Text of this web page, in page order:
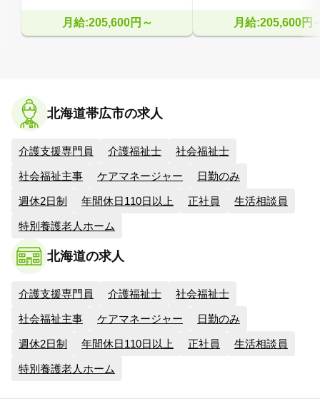
月給:205,600円～ 月給:205,600円
北海道帯広市の求人
介護支援専門員 介護福祉士 社会福祉士
社会福祉主事 ケアマネージャー 日勤のみ
週休2日制 年間休日110日以上 正社員 生活相談員
特別養護老人ホーム
北海道の求人
介護支援専門員 介護福祉士 社会福祉士
社会福祉主事 ケアマネージャー 日勤のみ
週休2日制 年間休日110日以上 正社員 生活相談員
特別養護老人ホーム